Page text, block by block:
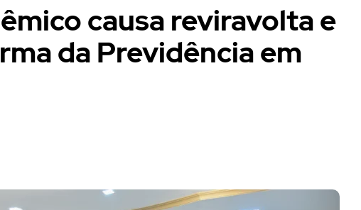
causa reviravolta e
da Previdência em